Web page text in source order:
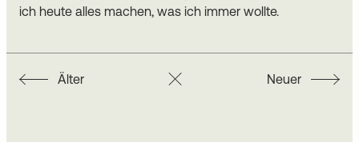
ich heute alles machen, was ich immer wollte.
Älter Neuer